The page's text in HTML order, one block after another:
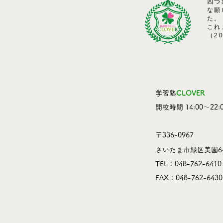
四
な願
た。
こ
（
学習塾CLOVER
開校時間 14:00～
〒336-0967
さいたま市緑区美
TEL：048-762-6410
​FAX：048-762-6430